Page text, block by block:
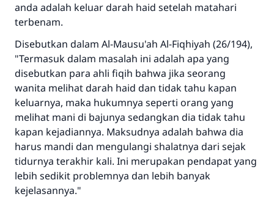
anda adalah keluar darah haid setelah matahari
terbenam.
Disebutkan dalam Al-Mausu'ah Al-Fiqhiyah (26/194),
"Termasuk dalam masalah ini adalah apa yang
disebutkan para ahli fiqih bahwa jika seorang
wanita melihat darah haid dan tidak tahu kapan
keluarnya, maka hukumnya seperti orang yang
melihat mani di bajunya sedangkan dia tidak tahu
kapan kejadiannya. Maksudnya adalah bahwa dia
harus mandi dan mengulangi shalatnya dari sejak
tidurnya terakhir kali. Ini merupakan pendapat yang
lebih sedikit problemnya dan lebih banyak
kejelasannya."
Jawaban no. 110845
menyelamatkan pernikahan.
Bantu kami dalam memberikan jawaban untuk umat